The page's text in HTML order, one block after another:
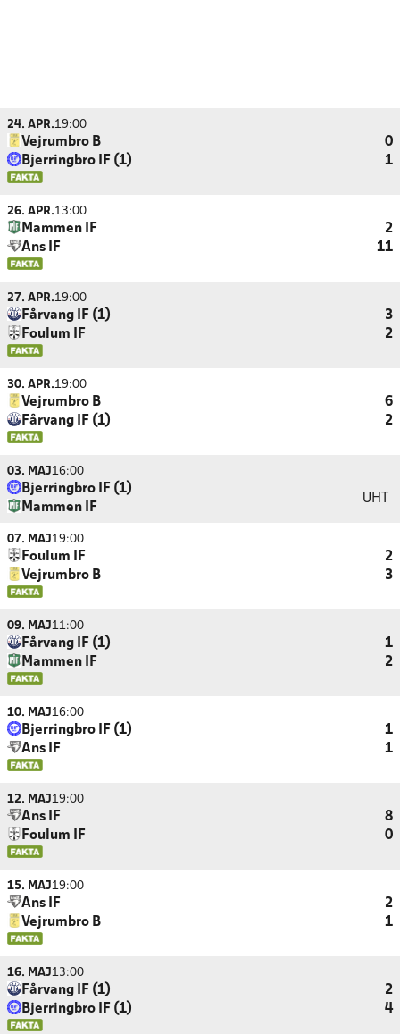
24. APR.19:00
Vejrumbro B
0
Bjerringbro IF (1)
1
26. APR.13:00
Mammen IF
2
Ans IF
11
27. APR.19:00
Fårvang IF (1)
3
Foulum IF
2
30. APR.19:00
Vejrumbro B
6
Fårvang IF (1)
2
03. MAJ16:00
Bjerringbro IF (1)
Mammen IF
UHT
07. MAJ19:00
Foulum IF
2
Vejrumbro B
3
09. MAJ11:00
Fårvang IF (1)
1
Mammen IF
2
10. MAJ16:00
Bjerringbro IF (1)
1
Ans IF
1
12. MAJ19:00
Ans IF
8
Foulum IF
0
15. MAJ19:00
Ans IF
2
Vejrumbro B
1
16. MAJ13:00
Fårvang IF (1)
2
Bjerringbro IF (1)
4